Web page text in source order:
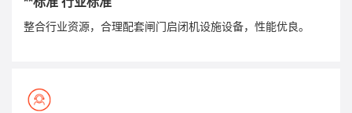
整合行业资源，合理配套闸门启闭机设施设备，性能优良。